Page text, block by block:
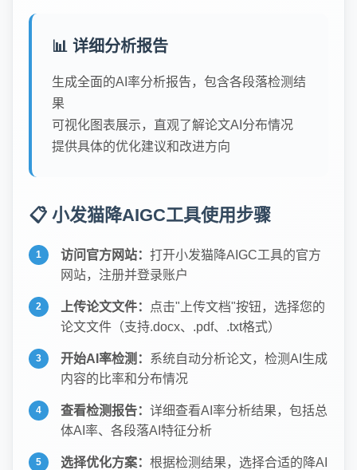
📊 详细分析报告
生成全面的AI率分析报告，包含各段落检测结
果
可视化图表展示，直观了解论文AI分布情况
提供具体的优化建议和改进方向
📋 小发猫降AIGC工具使用步骤
访问官方网站： 打开小发猫降AIGC工具的官方
网站，注册并登录账户
上传论文文件：
点击"上传文档"按钮，选择您的
论文文件（支持.docx、.pdf、.txt格式）
开始AI率检测： 系统自动分析论文，检测AI生成
内容的比率和分布情况
查看检测报告： 详细查看AI率分析结果，包括总
体AI率、各段落AI特征分析
选择优化方案： 根据检测结果，选择合适的降AI